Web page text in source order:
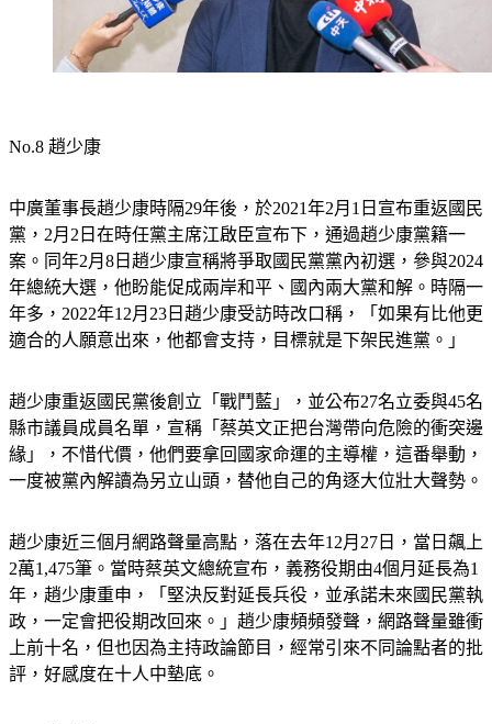
No.8 趙少康
中廣董事長趙少康時隔29年後，於2021年2月1日宣布重返國民
黨，2月2日在時任黨主席江啟臣宣布下，通過趙少康黨籍一
案。同年2月8日趙少康宣稱將爭取國民黨黨內初選，參與2024
年總統大選，他盼能促成兩岸和平、國內兩大黨和解。時隔一
年多，2022年12月23日趙少康受訪時改口稱，「如果有比他更
適合的人願意出來，他都會支持，目標就是下架民進黨。」
趙少康重返國民黨後創立「戰鬥藍」，並公布27名立委與45名
縣市議員成員名單，宣稱「蔡英文正把台灣帶向危險的衝突邊
緣」，不惜代價，他們要拿回國家命運的主導權，這番舉動，
一度被黨內解讀為另立山頭，替他自己的角逐大位壯大聲勢。
趙少康近三個月網路聲量高點，落在去年12月27日，當日飆上
2萬1,475筆。當時蔡英文總統宣布，義務役期由4個月延長為1
年，趙少康重申，「堅決反對延長兵役，並承諾未來國民黨執
政，一定會把役期改回來。」趙少康頻頻發聲，網路聲量雖衝
上前十名，但也因為主持政論節目，經常引來不同論點者的批
評，好感度在十人中墊底。